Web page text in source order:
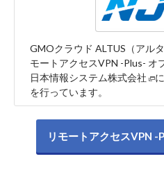
GMOクラウド ALTUS（アル
モートアクセスVPN -Plus- オ
日本情報システム株式会社
を行っています。
リモートアクセスVPN -